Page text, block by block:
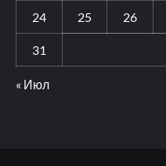
24 25 26
31
« Июл